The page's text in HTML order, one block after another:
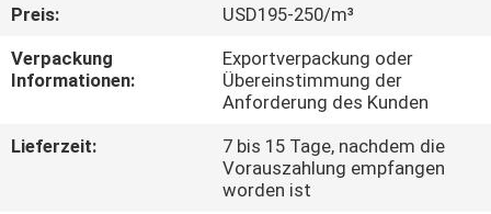
AUSFLUG
QUALITÄTSKONTROLLE
TRETEN
Preis:
USD195-250/m³
Verpackung
Informationen:
Exportverpackung oder
Übereinstimmung der
Anforderung des Kunden
Lieferzeit:
7 bis 15 Tage, nachdem die
Vorauszahlung empfangen
worden ist